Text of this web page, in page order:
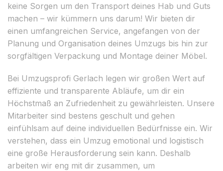
keine Sorgen um den Transport deines Hab und Guts
machen – wir kümmern uns darum! Wir bieten dir
einen umfangreichen Service, angefangen von der
Planung und Organisation deines Umzugs bis hin zur
sorgfältigen Verpackung und Montage deiner Möbel.
Bei Umzugsprofi Gerlach legen wir großen Wert auf
effiziente und transparente Abläufe, um dir ein
Höchstmaß an Zufriedenheit zu gewährleisten. Unsere
Mitarbeiter sind bestens geschult und gehen
einfühlsam auf deine individuellen Bedürfnisse ein. Wir
verstehen, dass ein Umzug emotional und logistisch
eine große Herausforderung sein kann. Deshalb
arbeiten wir eng mit dir zusammen, um